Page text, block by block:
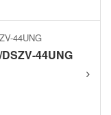
44UNG
44UNG